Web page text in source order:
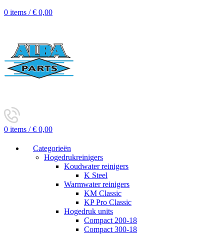
0 items / € 0,00
0 items / € 0,00
Categorieën
Hogedrukreinigers
Koudwater reinigers
K Steel
Warmwater reinigers
KM Classic
KP Pro Classic
Hogedruk units
Compact 200-18
Compact 300-18